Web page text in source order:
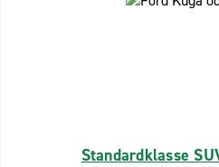
Standardklasse